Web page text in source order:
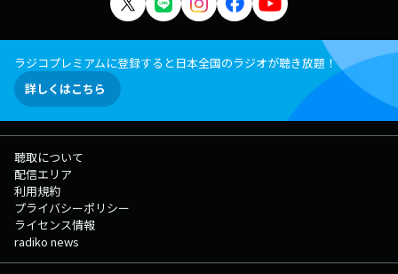
ラジコプレミアムに登録すると日本全国のラジオが聴き放題！
詳しくはこちら
聴取について
配信エリア
利用規約
プライバシーポリシー
ライセンス情報
radiko news